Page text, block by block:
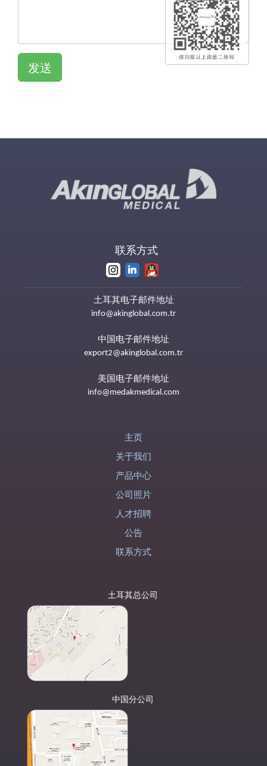
发送
联系方式
土耳其电子邮件地址
info@akinglobal.com.tr
中国电子邮件地址
export2@akinglobal.com.tr
美国电子邮件地址
info@medakmedical.com
主页
关于我们
产品中心
公司照片
人才招聘
公告
联系方式
土耳其总公司
中国分公司